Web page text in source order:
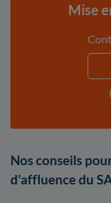
Mise
Nos conseils
d'affluence du